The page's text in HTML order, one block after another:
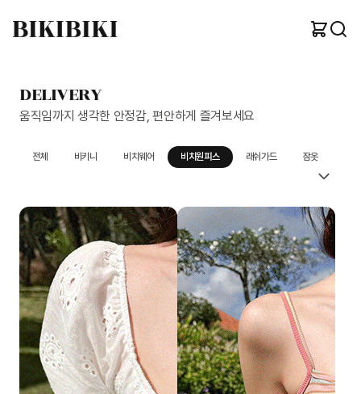
DELIVERY
움직임까지 생각한 안정감, 편안하게 즐겨보세요
전체 비키니 비치웨어 비치원피스 래쉬가드 잠옷